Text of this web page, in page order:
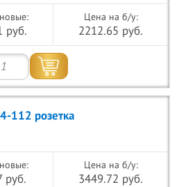
руб.
Цена на б/у:
2212.65 руб.
112 розетка
руб.
Цена на б/у:
3449.72 руб.